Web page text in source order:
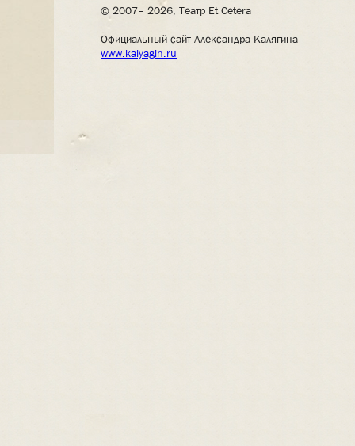
© 2007– 2026, Театр Et Cetera
Официальный сайт Александра Калягина
www.kalyagin.ru